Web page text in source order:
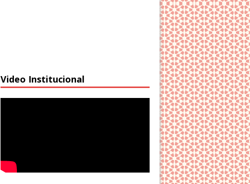
Video Institucional